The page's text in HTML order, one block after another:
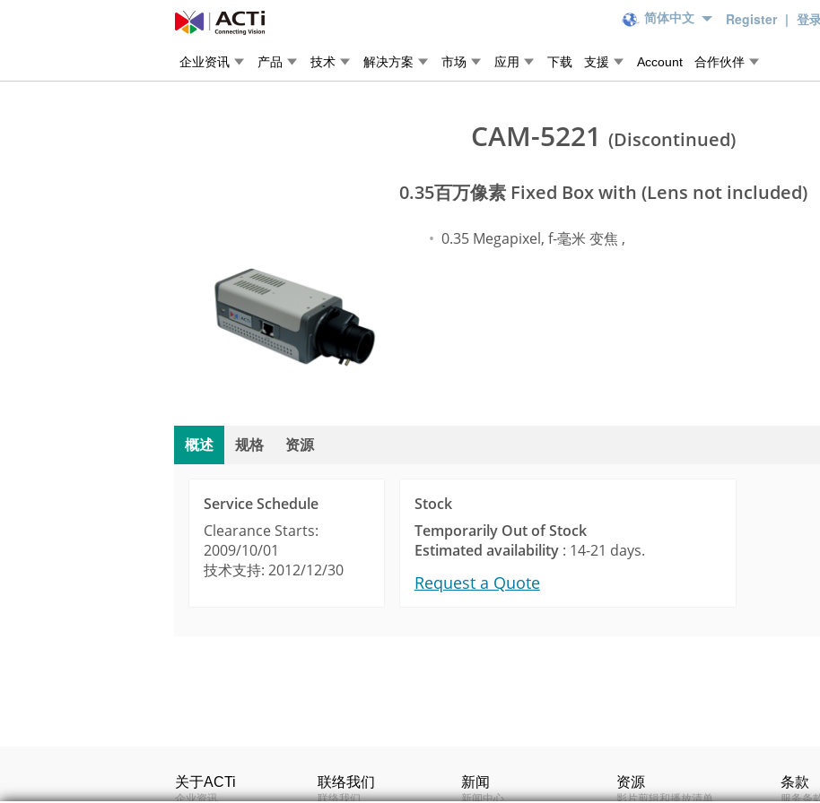
简体中文 Register | 登
企业资讯 产品 技术 解决方案 市场 应用 下载 支援 Account 合作伙伴
CAM-5221 (Discontinued)
0.35百万像素 Fixed Box with (Lens not included)
0.35 Megapixel, f-毫米 变焦 ,
概述 规格 资源
Service Schedule
Clearance Starts:
2009/10/01
技术支持: 2012/12/30
Stock
Temporarily Out of Stock
Estimated availability: 14-21 days.
Request a Quote
最大分辨率
0.35百万像素
Warranty Policy (693KB)
（TAICS, TCA）产品列表
提供 ACTi
客户具有不
关于ACTi
企业资讯
联络我们
联络我们
新闻
新闻中心
资源
影片剪辑和播放清单
条款
服务条